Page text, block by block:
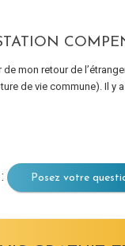
mon retour de
de vie commune). Il y
Posez votre